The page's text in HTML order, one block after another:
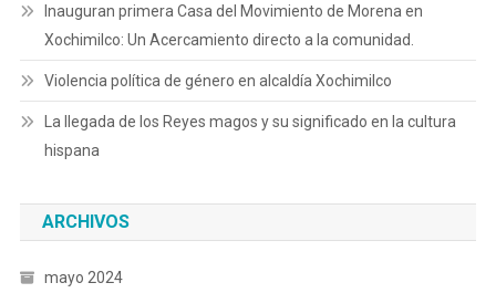
Inauguran primera Casa del Movimiento de Morena en
Xochimilco: Un Acercamiento directo a la comunidad.
Violencia política de género en alcaldía Xochimilco
La llegada de los Reyes magos y su significado en la cultura
hispana
ARCHIVOS
mayo 2024